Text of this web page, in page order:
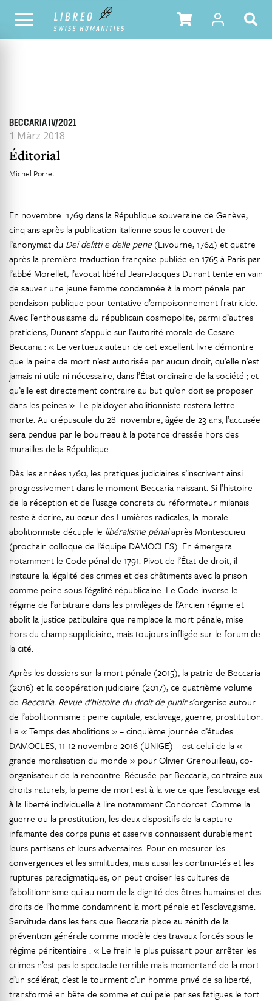
ALLE HEFTE INHALTSÜBERSICHT DER AUSGABE
BECCARIA IV/2021
1 März 2018
Éditorial
Michel Porret
En novembre 1769 dans la République souveraine de Genève,
cinq ans après la publication italienne sous le couvert de
l’anonymat du Dei delitti e delle pene (Livourne, 1764) et quatre
après la première traduction française publiée en 1765 à Paris par
l’abbé Morellet, l’avocat libéral Jean-Jacques Dunant tente en vain
de sauver une jeune femme condamnée à la mort pénale par
pendaison publique pour tentative d’empoisonnement fratricide.
Avec l’enthousiasme du républicain cosmopolite, parmi d’autres
praticiens, Dunant s’appuie sur l’autorité morale de Cesare
Beccaria : « Le vertueux auteur de cet excellent livre démontre
que la peine de mort n’est autorisée par aucun droit, qu’elle n’est
jamais ni utile ni nécessaire, dans l’État ordinaire de la société ; et
qu’elle est directement contraire au but qu’on doit se proposer
dans les peines ». Le plaidoyer abolitionniste restera lettre
morte. Au crépuscule du 28 novembre, âgée de 23 ans, l’accusée
sera pendue par le bourreau à la potence dressée hors des
murailles de la République.
Dès les années 1760, les pratiques judiciaires s’inscrivent ainsi
progressivement dans le moment Beccaria naissant. Si l’histoire
de la réception et de l’usage concrets du réformateur milanais
reste à écrire, au cœur des Lumières radicales, la morale
abolitionniste décuple le libéralisme pénalaprès Montesquieu
(prochain colloque de l’équipe DAMOCLES). En émergera
notamment le Code pénal de 1791. Pivot de l’État de droit, il
instaure la légalité des crimes et des châtiments avec la prison
comme peine sous l’égalité républicaine. Le Code inverse le
régime de l’arbitraire dans les privilèges de l’Ancien régime et
abolit la justice patibulaire que remplace la mort pénale, mise
hors du champ suppliciaire, mais toujours infligée sur le forum de
la cité.
Après les dossiers sur la mort pénale (2015), la patrie de Beccaria
(2016) et la coopération judiciaire (2017), ce quatrième volume
de Beccaria. Revue d’histoire du droit de punirs’organise autour
de l’abolitionnisme : peine capitale, esclavage, guerre, prostitution.
Le « Temps des abolitions » – cinquième journée d’études
DAMOCLES, 11-12 novembre 2016 (UNIGE) – est celui de la «
grande moralisation du monde » pour Olivier Grenouilleau, co-
organisateur de la rencontre. Récusée par Beccaria, contraire aux
droits naturels, la peine de mort est à la vie ce que l’esclavage est
à la liberté individuelle à lire notamment Condorcet. Comme la
guerre ou la prostitution, les deux dispositifs de la capture
infamante des corps punis et asservis connaissent durablement
leurs partisans et leurs adversaires. Pour en mesurer les
convergences et les similitudes, mais aussi les continui-tés et les
ruptures paradigmatiques, on peut croiser les cultures de
l’abolitionnisme qui au nom de la dignité des êtres humains et des
droits de l’homme condamnent la mort pénale et l’esclavagisme.
Servitude dans les fers que Beccaria place au zénith de la
prévention générale comme modèle des travaux forcés sous le
régime pénitentiaire : « Le frein le plus puissant pour arrêter les
crimes n’est pas le spectacle terrible mais momentané de la mort
d’un scélérat, c’est le tourment d’un homme privé de sa liberté,
transformé en bête de somme et qui paie par ses fatigues le tort